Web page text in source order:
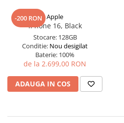
iPhone 14 Pro
iPhone 14 Pro Max
iPhone 15
iPhone 15 Plus
iPhone 15 Pro
iPhone 16
iPhone 16 Plus
iPhone 16 Pro Max
-200 RON Apple
iPhone 16, Black
Stocare: 128GB
Conditie: Nou desigilat
Baterie: 100%
de la 2.699,00 RON
ADAUGA IN COS